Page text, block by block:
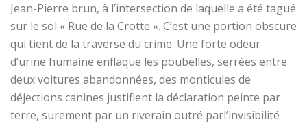
Jean-Pierre brun, à l’intersection de laquelle a été tagué
sur le sol « Rue de la Crotte ». C’est une portion obscure
qui tient de la traverse du crime. Une forte odeur
d’urine humaine enflaque les poubelles, serrées entre
deux voitures abandonnées, des monticules de
déjections canines justifient la déclaration peinte par
terre, surement par un riverain outré parl’invisibilité